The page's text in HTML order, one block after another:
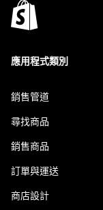
應用程式類別
銷售管道
尋找商品
銷售商品
訂單與運送
商店設計